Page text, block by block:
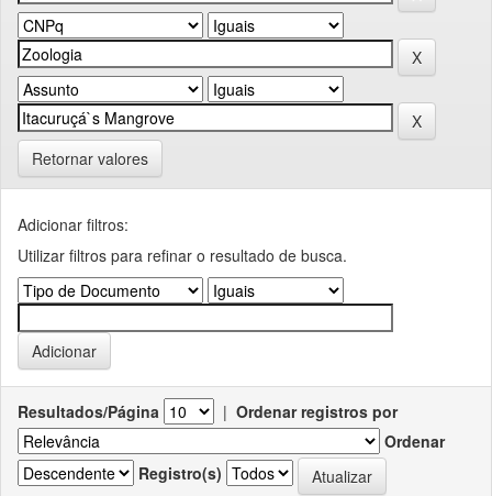
Retornar valores
Adicionar filtros:
Utilizar filtros para refinar o resultado de busca.
Resultados/Página | Ordenar registros por
Ordenar
Registro(s)